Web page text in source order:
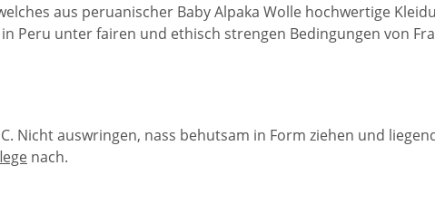
aus peruanischer Baby Alpaka Wolle hochwertige
Peru unter fairen und ethisch strengen Bedingungen von
Nicht auswringen, nass behutsam in Form ziehen und
nach.